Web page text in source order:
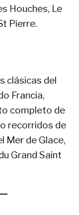
Houches, Le
Pierre.
clásicas del
Francia,
completo de
recorridos de
Mer de Glace,
Grand Saint